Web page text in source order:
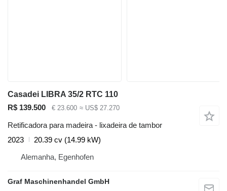
Casadei LIBRA 35/2 RTC 110
R$ 139.500
€ 23.600 ≈ US$ 27.270
Retificadora para madeira - lixadeira de tambor
2023
20.39 cv (14.99 kW)
Alemanha, Egenhofen
Graf Maschinenhandel GmbH